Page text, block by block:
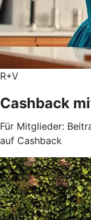
R+V
Cashback
Für Mitglieder:
auf Cashback